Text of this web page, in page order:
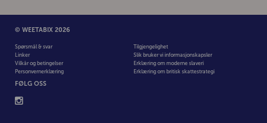
© WEETABIX 2026
Spørsmål & svar
Linker
Vilkår og betingelser
Personvernerklæring
Tilgjengelighet
Slik bruker vi informasjonskapsler
Erklæring om moderne slaveri
Erklæring om britisk skattestrategi
FØLG OSS